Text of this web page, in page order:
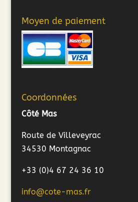
Moyen de paiement
Coordonnées
Côté Mas
Route de Villeveyrac
34530 Montagnac
+33 (0)4 67 24 36 10
info@cote-mas.fr